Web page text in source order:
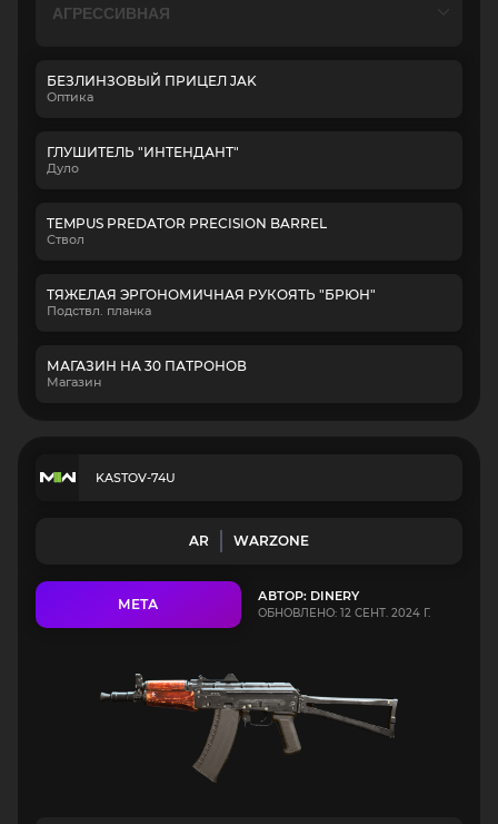
БЕЗЛИНЗОВЫЙ ПРИЦЕЛ JAK
Оптика
ГЛУШИТЕЛЬ "ИНТЕНДАНТ"
Дуло
TEMPUS PREDATOR PRECISION BARREL
Ствол
ТЯЖЕЛАЯ ЭРГОНОМИЧНАЯ РУКОЯТЬ "БРЮН"
Подствл. планка
МАГАЗИН НА 30 ПАТРОНОВ
Магазин
KASTOV-74U
AR WARZONE
МЕТА АВТОР: DINERY
ОБНОВЛЕНО: 12 СЕНТ. 2024 Г.